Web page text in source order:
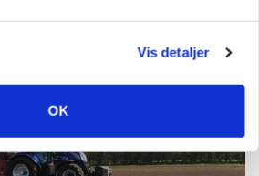
Vis detaljer
OK